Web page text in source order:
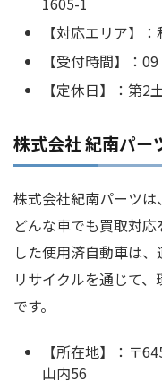
【対応エリア】
【受付時間】：
【定休日】：第2
株式会社 紀南パー
株式会社紀南パーツは
どんな車でも買取対
した使用済自動車は
リサイクルを通じて
です。
【所在地】：〒
山内56